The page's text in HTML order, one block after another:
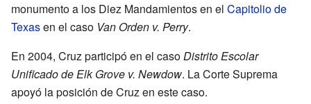
monumento a los Diez Mandamientos en el Capitolio de
Texasen el caso Van Orden v. Perry.
En 2004, Cruz participó en el casoDistrito Escolar
Unificado de Elk Grove v. Newdow. La Corte Suprema
apoyó la posición de Cruz en este caso.